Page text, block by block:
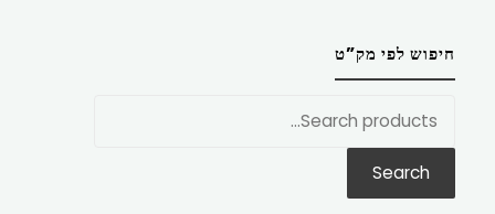
חיפוש לפי מק”ט
Search